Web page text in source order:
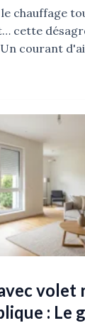
chauffage
cette
courant
volet
: Le